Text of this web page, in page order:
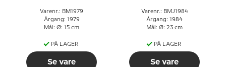
Varenr.: BM1979
Årgang: 1979
Mål: Ø: 15 cm
PÅ LAGER
Se vare
Varenr.: BMJ1984
Årgang: 1984
Mål: Ø: 23 cm
PÅ LAGER
Se vare